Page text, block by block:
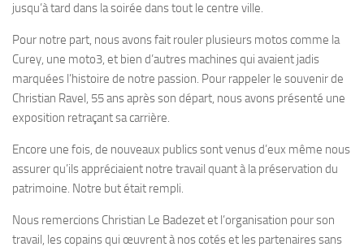
jusqu’à tard dans la soirée dans tout le centre ville.
Pour notre part, nous avons fait rouler plusieurs motos comme la
Curey, une moto3, et bien d’autres machines qui avaient jadis
marquées l’histoire de notre passion. Pour rappeler le souvenir de
Christian Ravel, 55 ans après son départ, nous avons présenté une
exposition retraçant sa carrière.
Encore une fois, de nouveaux publics sont venus d’eux même nous
assurer qu’ils appréciaient notre travail quant à la préservation du
patrimoine. Notre but était rempli.
Nous remercions Christian Le Badezet et l’organisation pour son
travail, les copains qui œuvrent à nos cotés et les partenaires sans